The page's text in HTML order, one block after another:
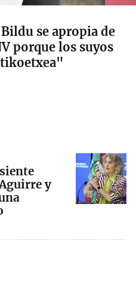
se apropia de
porque los suyos
y